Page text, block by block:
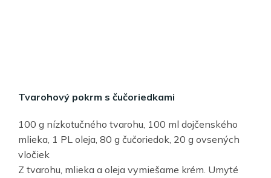
Tvarohový pokrm s čučoriedkami
100 g nízkotučného tvarohu, 100 ml dojčenského
mlieka, 1 PL oleja, 80 g čučoriedok, 20 g ovsených
vločiek
Z tvarohu, mlieka a oleja vymiešame krém. Umyté